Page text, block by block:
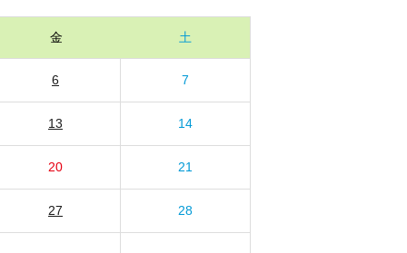
金 土
6 7
13 14
20 21
27 28